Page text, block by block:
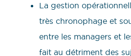
La gestion
très chronophage et
entre les managers et
fait au détriment des